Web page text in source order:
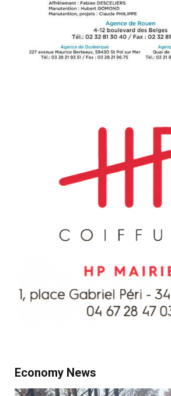
Economy News